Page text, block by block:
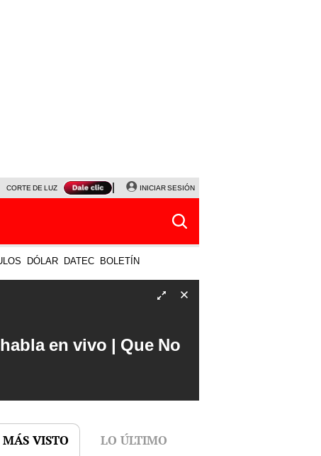
CORTE DE LUZ VIERNES 7 DE AGOSTO ALBERTO BENAVIDES
INICIAR SESIÓN
DÓLAR DATEC BOLETÍN
en vivo | Que No
VISTO LO ÚLTIMO